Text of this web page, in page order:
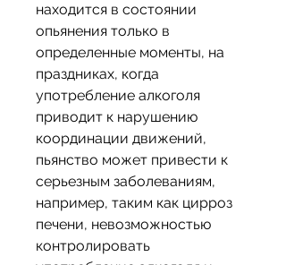
находится в состоянии
опьянения только в
определенные моменты, на
праздниках, когда
употребление алкоголя
приводит к нарушению
координации движений,
пьянство может привести к
серьезным заболеваниям,
например, таким как цирроз
печени, невозможностью
контролировать